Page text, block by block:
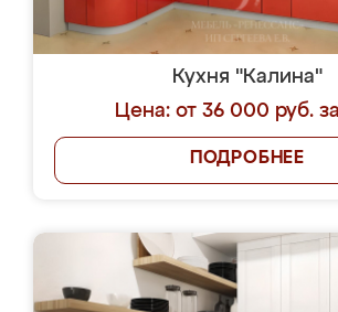
Кухня "Калина"
Цена: от 36 000 руб.
ПОДРОБНЕЕ